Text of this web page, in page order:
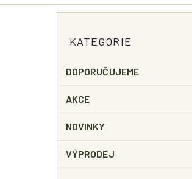
A
N
P
N
kategorie
KATEGORIE
DOPORUČUJEME
AKCE
NOVINKY
VÝPRODEJ